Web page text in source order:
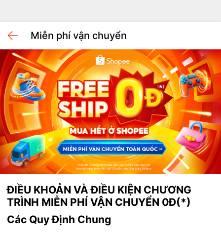
Miễn phí vận chuyển
ĐIỀU KHOẢN VÀ ĐIỀU KIỆN CHƯƠNG
TRÌNH MIỄN PHÍ VẬN CHUYỂN 0Đ(*)
Các Quy Định Chung